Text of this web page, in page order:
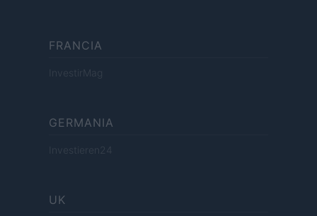
FRANCIA
InvestirMag
GERMANIA
Investieren24
UK